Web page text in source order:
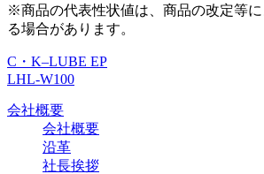
※商品の代表性状値は、商品の改定等
る場合があります。
C・K–LUBE EP
LHL-W100
会社概要
会社概要
沿革
社長挨拶